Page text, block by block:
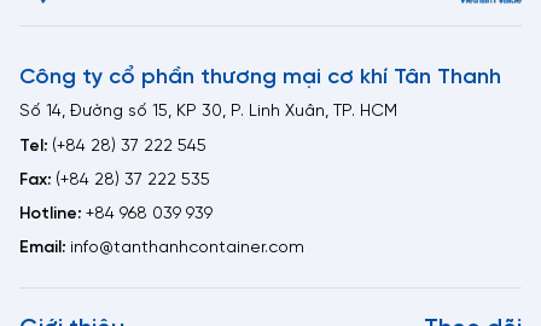
Công ty cổ phần thương mại cơ khí Tân Thanh
Số 14, Đường số 15, KP 30, P. Linh Xuân, TP. HCM
Tel: (+84 28) 37 222 545
Fax: (+84 28) 37 222 535
Hotline: +84 968 039 939
Email: info@tanthanhcontainer.com